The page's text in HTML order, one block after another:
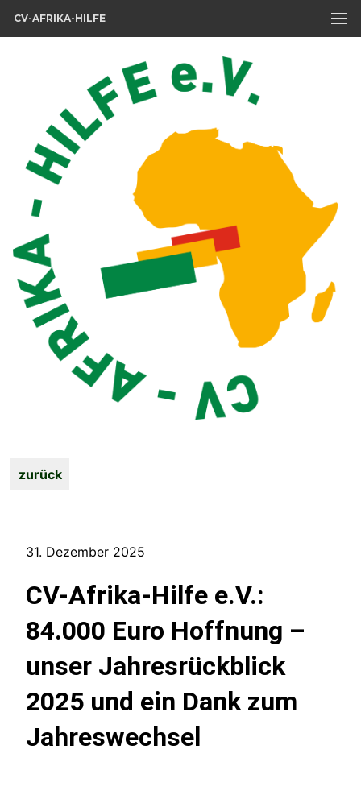
CV-AFRIKA-HILFE
zurück
31. Dezember 2025
CV-Afrika-Hilfe e.V.:
84.000 Euro Hoffnung –
unser Jahresrückblick
2025 und ein Dank zum
Jahreswechsel